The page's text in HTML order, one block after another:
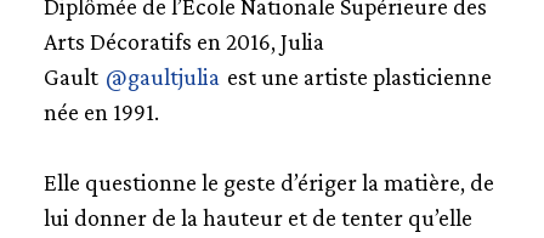
Diplômée de l’École Nationale Supérieure des
Arts Décoratifs en 2016, Julia
Gault @gaultjulia est une artiste plasticienne
née en 1991.
Elle questionne le geste d’ériger la matière, de
lui donner de la hauteur et de tenter qu’elle